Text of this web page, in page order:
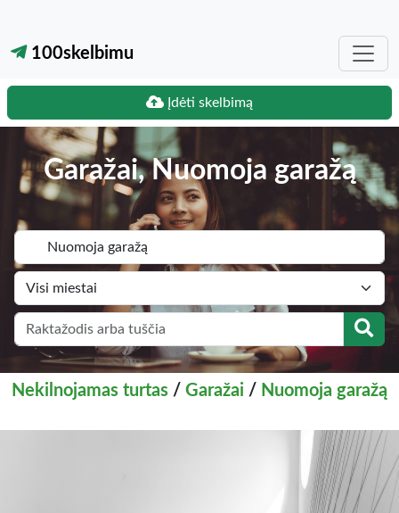
100skelbimu
Įdėti skelbimą
Garažai, Nuomoja garažą
Nekilnojamas turtas / Garažai / Nuomoja garažą